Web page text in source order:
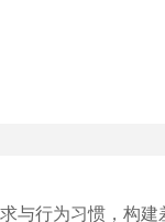
与行为习惯，构